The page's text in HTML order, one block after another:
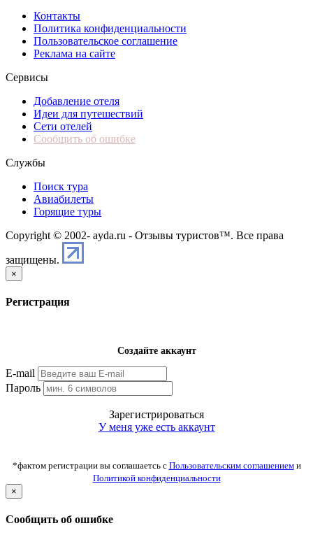
Контакты
Политика конфиденциальности
Пользовательское соглашение
Реклама на сайте
Сервисы
Добавление отеля
Идеи для путешествий
Сети отелей
Сообщить об ошибке
Службы
Поиск тура
Авиабилеты
Горящие туры
Copyright © 2002- ayda.ru - Отзывы туристов™. Все права
защищены.
×
Регистрация
Создайте аккаунт
E-mail
Пароль
Зарегистрироваться
У меня уже есть аккаунт
*фактом регистрации вы соглашаетсь с Пользовательским соглашениеми
Политикой конфиденциальности
×
Сообщить об ошибке